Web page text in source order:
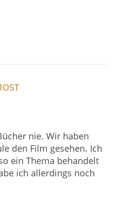
nie. Wir haben
den Film gesehen. Ich
ein Thema behandelt
ich allerdings noch